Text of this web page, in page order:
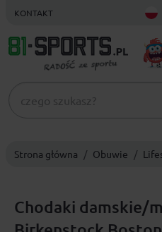
KONTAKT
Strona główna Obuwie
Chodaki damskie/